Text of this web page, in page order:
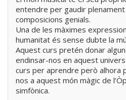
entendre per gaudir
composicions genials.
Una de les màximes
humanitat és sense dubte la
Aquest curs pretén donar
endinsar-nos en aquest
curs per aprendre però alhora
nos a aquest món màgic de
simfònica.